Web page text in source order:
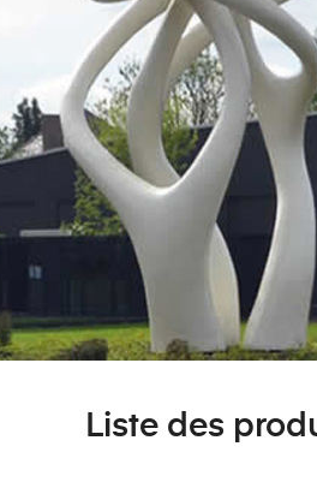
Liste des